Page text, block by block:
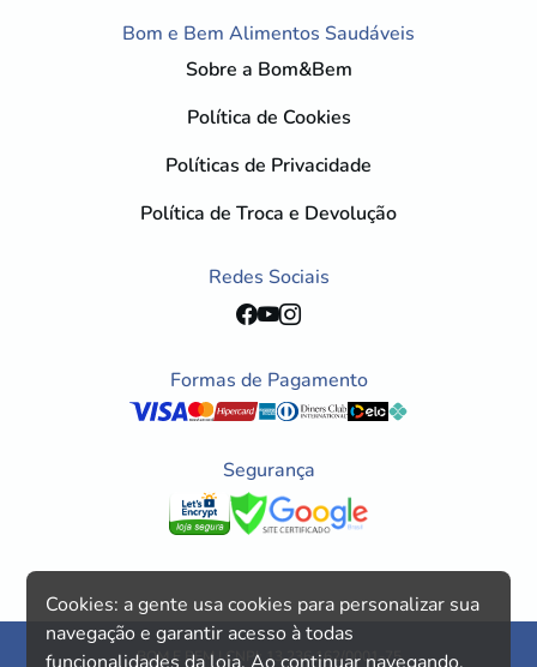
Bom e Bem Alimentos Saudáveis
Sobre a Bom&Bem
Política de Cookies
Políticas de Privacidade
Política de Troca e Devolução
Redes Sociais
Formas de Pagamento
Segurança
BOM E BEM | CNPJ: 13.236.162/0001-75
Cookies: a gente usa cookies para personalizar sua
navegação e garantir acesso à todas